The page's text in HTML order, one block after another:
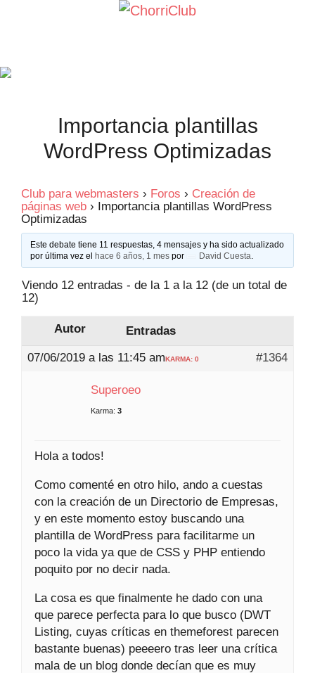
Importancia plantillas
WordPress Optimizadas
Club para webmasters › Foros › Creación de
páginas web › Importancia plantillas WordPress
Optimizadas
Este debate tiene 11 respuestas, 4 mensajes y ha sido actualizado
por última vez el
hace 6 años, 1 mes por David Cuesta.
Viendo 12 entradas - de la 1 a la 12 (de un total de
12)
Autor
Entradas
07/06/2019 a las 11:45 am
#1364
KARMA: 0
Superoeo
Karma: 3
Hola a todos!
Como comenté en otro hilo, ando a cuestas
con la creación de un Directorio de Empresas,
y en este momento estoy buscando una
plantilla de WordPress para facilitarme un
poco la vida ya que de CSS y PHP entiendo
poquito por no decir nada.
La cosa es que finalmente he dado con una
que parece perfecta para lo que busco (DWT
Listing, cuyas críticas en themeforest parecen
bastante buenas) peeeero tras leer una crítica
mala de un blog donde decían que es muy